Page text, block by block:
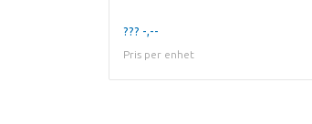
??? -,--
Pris per enhet